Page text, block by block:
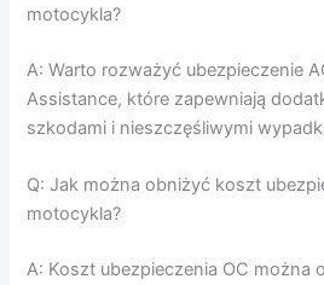
motocykla?
A: Warto rozważyć ubezpieczenie
Assistance, które zapewniają
szkodami i nieszczęśliwymi
Q: Jak można obniżyć koszt
motocykla?
A: Koszt ubezpieczenia OC można